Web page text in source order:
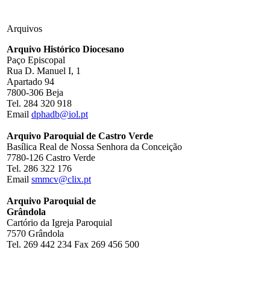
Arquivos
Arquivo Histórico Diocesano
Paço Episcopal
Rua D. Manuel I, 1
Apartado 94
7800-306 Beja
Tel. 284 320 918
Email dphadb@iol.pt
Arquivo Paroquial de Castro Verde
Basílica Real de Nossa Senhora da Conceição
7780-126 Castro Verde
Tel. 286 322 176
Email smmcv@clix.pt
Arquivo Paroquial de
Grândola
Cartório da Igreja Paroquial
7570 Grândola
Tel. 269 442 234 Fax 269 456 500